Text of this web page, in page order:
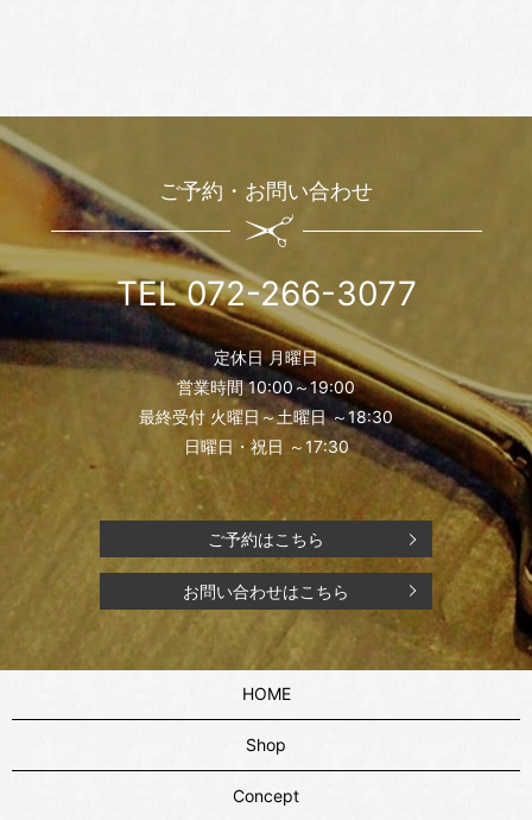
ご予約・お問い合わせ
TEL 072-266-3077
定休日 月曜日
営業時間 10:00～19:00
最終受付 火曜日～土曜日 ～18:30
日曜日・祝日 ～17:30
ご予約はこちら
お問い合わせはこちら
HOME
Shop
Concept